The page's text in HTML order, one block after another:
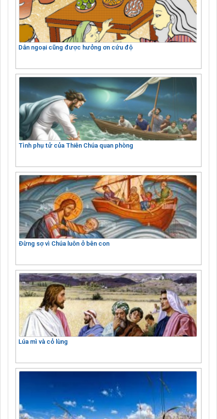
Dân ngoại cũng được hưởng ơn cứu độ
Tình phụ tử của Thiên Chúa quan phòng
Đừng sợ vì Chúa luôn ở bên con
Lúa mì và cỏ lùng